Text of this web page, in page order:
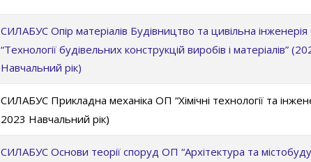
СИЛАБУС Опір матеріалів Будівництво та цивільна
“Технології будівельних конструкцій виробів і матеріалів”
Навчальний рік)
СИЛАБУС Прикладна механіка ОП “Хімічні технології та
2023 Навчальний рік)
СИЛАБУС Основи теорії споруд ОП “Архітектура та